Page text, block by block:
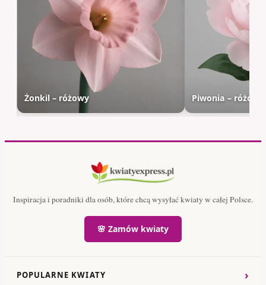
Żonkil – różowy Piwonia – różowa
Inspiracja i poradniki dla osób, które chcą wysyłać kwiaty w całej Polsce.
🌸 Zamów kwiaty
POPULARNE KWIATY ›